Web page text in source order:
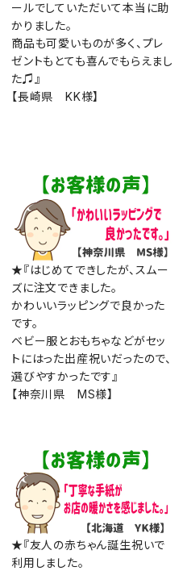
ールでしていただいて本当に助
かりました。
商品も可愛いものが多く、プレ
ゼントもとても喜んでもらえまし
た♫』
【長崎県 KK様】
★『はじめてできしたが、スムー
ズに注文できました。
かわいいラッピングで良かった
です。
ベビー服とおもちゃなどがセッ
トにはった出産祝いだったので、
選びやすかったです』
【神奈川県 MS様】
★『友人の赤ちゃん誕生祝いで
利用しました。